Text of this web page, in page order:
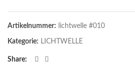
Artikelnummer: lichtwelle #010
Kategorie: LICHTWELLE
Share